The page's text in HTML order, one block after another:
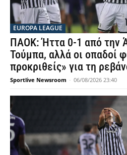
EUROPA LEAGUE
ΠΑΟΚ: Ήττα 0-1 από την
Τούμπα, αλλά οι οπαδοί
προκριθείς» για τη
Sportlive Newsroom - 06/08/2026 23:40